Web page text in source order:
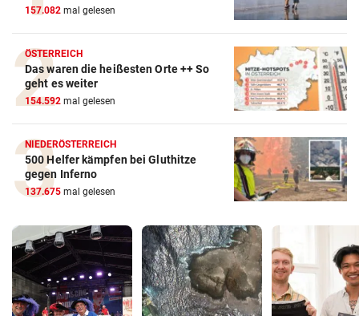
157.082 mal gelesen
ÖSTERREICH
Das waren die heißesten Orte ++ So
geht es weiter
154.592 mal gelesen
NIEDERÖSTERREICH
500 Helfer kämpfen bei Gluthitze
gegen Inferno
137.675 mal gelesen